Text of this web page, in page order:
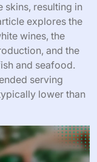
skins, resulting in
explores the
wines, the
and the
and seafood.
serving
lower than